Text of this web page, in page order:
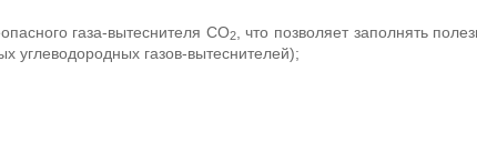
газа-вытеснителя СО2, что позволяет заполнять
углеводородных газов-вытеснителей);